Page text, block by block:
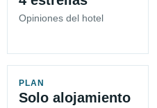
Opiniones del hotel
PLAN
Solo alojamiento